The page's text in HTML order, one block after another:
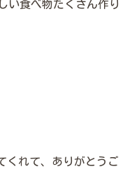
い食べ物たくさん作り
くれて、ありがとうご